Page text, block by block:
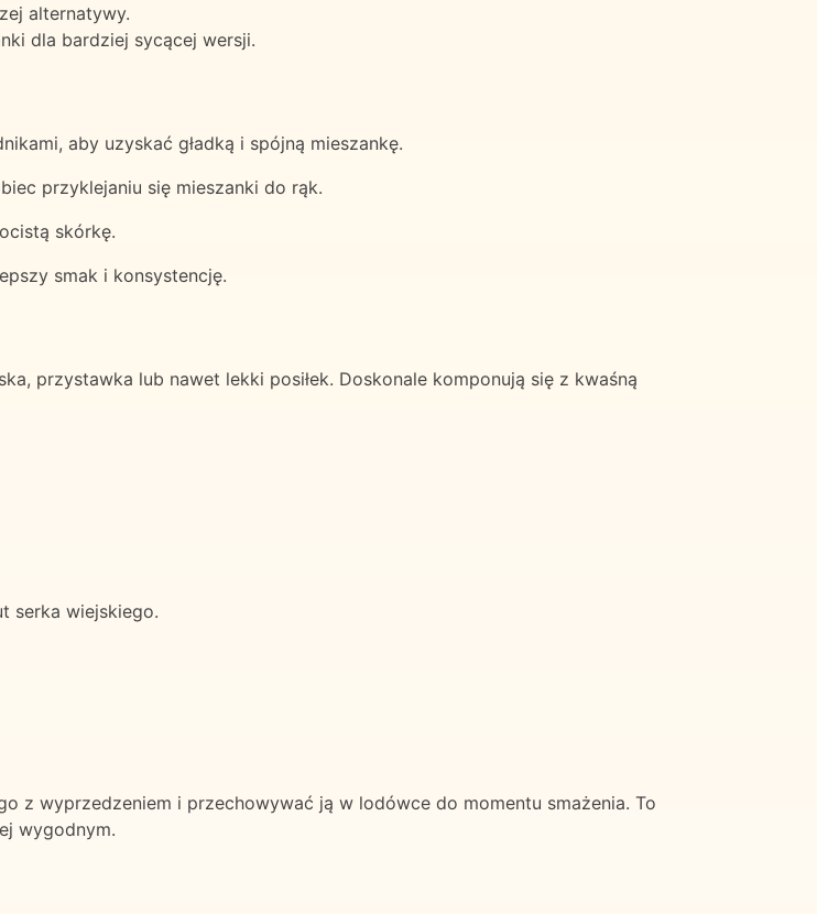
alternatywy.
dla bardziej sycącej wersji.
aby uzyskać gładką i spójną mieszankę.
przyklejaniu się mieszanki do rąk.
skórkę.
smak i konsystencję.
przystawka lub nawet lekki posiłek. Doskonale komponują się z kwaśną
serka wiejskiego.
z wyprzedzeniem i przechowywać ją w lodówce do momentu smażenia. To
wygodnym.